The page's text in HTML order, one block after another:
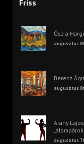
Friss
Ősz a
augusztus
Berecz
augusztus
Arany
augusztus